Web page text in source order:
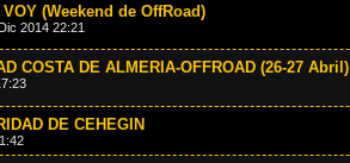
(Weekend de OffRoad)
2014 22:21
COSTA DE ALMERIA-OFFROAD (26-27 Abril)
DE CEHEGIN